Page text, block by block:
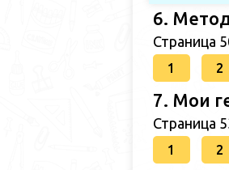
6.
Страница
1 2
7. Мои
Страница
1 2